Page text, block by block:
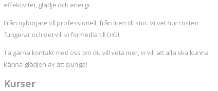
effektivitet, glädje och energi.
Från nybörjare till professionell, från liten till stor. Vi vet hur rösten
fungerar och det vill vi förmedla till DIG!
Ta gärna kontakt med oss om du vill veta mer, vi vill att alla ska kunna
känna glädjen av att sjunga!
Kurser